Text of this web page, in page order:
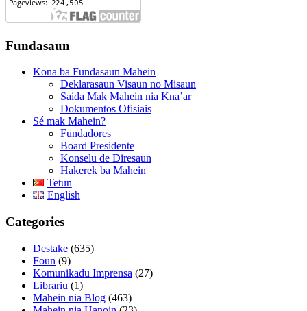
Fundasaun
Kona ba Fundasaun Mahein
Deklarasaun Visaun no Misaun
Saida Mak Mahein nia Kna’ar
Dokumentos Ofisiais
Sé mak Mahein?
Fundadores
Board Presidente
Konselu de Diresaun
Hakerek ba Mahein
Tetun
English
Categories
Destake (635)
Foun (9)
Komunikadu Imprensa (27)
Librariu (1)
Mahein nia Blog (463)